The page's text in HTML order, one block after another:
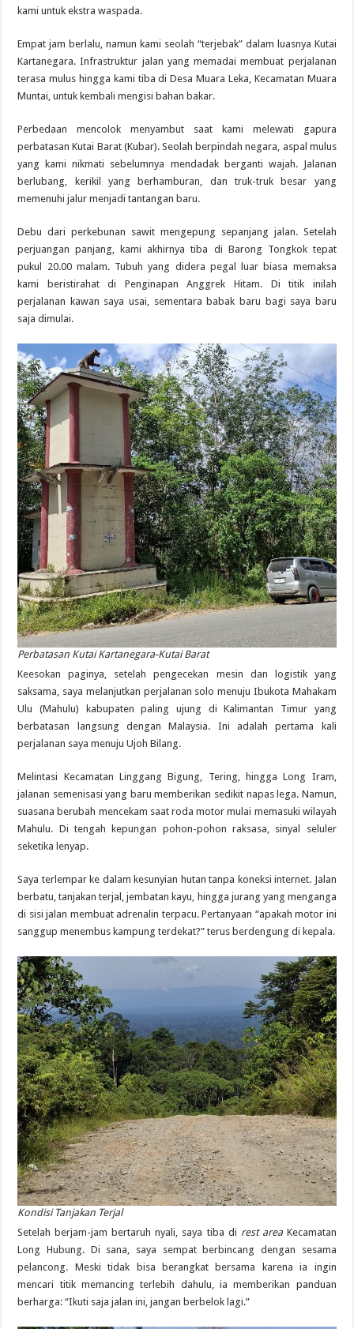
kami untuk ekstra waspada.
Empat jam berlalu, namun kami seolah “terjebak” dalam luasnya Kutai
Kartanegara. Infrastruktur jalan yang memadai membuat perjalanan
terasa mulus hingga kami tiba di Desa Muara Leka, Kecamatan Muara
Muntai, untuk kembali mengisi bahan bakar.
Perbedaan mencolok menyambut saat kami melewati gapura
perbatasan Kutai Barat (Kubar). Seolah berpindah negara, aspal mulus
yang kami nikmati sebelumnya mendadak berganti wajah. Jalanan
berlubang, kerikil yang berhamburan, dan truk-truk besar yang
memenuhi jalur menjadi tantangan baru.
Debu dari perkebunan sawit mengepung sepanjang jalan. Setelah
perjuangan panjang, kami akhirnya tiba di Barong Tongkok tepat
pukul 20.00 malam. Tubuh yang didera pegal luar biasa memaksa
kami beristirahat di Penginapan Anggrek Hitam. Di titik inilah
perjalanan kawan saya usai, sementara babak baru bagi saya baru
saja dimulai.
Perbatasan Kutai Kartanegara-Kutai Barat
Keesokan paginya, setelah pengecekan mesin dan logistik yang
saksama, saya melanjutkan perjalanan solo menuju Ibukota Mahakam
Ulu (Mahulu) kabupaten paling ujung di Kalimantan Timur yang
berbatasan langsung dengan Malaysia. Ini adalah pertama kali
perjalanan saya menuju Ujoh Bilang.
Melintasi Kecamatan Linggang Bigung, Tering, hingga Long Iram,
jalanan semenisasi yang baru memberikan sedikit napas lega. Namun,
suasana berubah mencekam saat roda motor mulai memasuki wilayah
Mahulu. Di tengah kepungan pohon-pohon raksasa, sinyal seluler
seketika lenyap.
Saya terlempar ke dalam kesunyian hutan tanpa koneksi internet. Jalan
berbatu, tanjakan terjal, jembatan kayu, hingga jurang yang menganga
di sisi jalan membuat adrenalin terpacu. Pertanyaan “apakah motor ini
sanggup menembus kampung terdekat?” terus berdengung di kepala.
Kondisi Tanjakan Terjal
Setelah berjam-jam bertaruh nyali, saya tiba di rest areaKecamatan
Long Hubung. Di sana, saya sempat berbincang dengan sesama
pelancong. Meski tidak bisa berangkat bersama karena ia ingin
mencari titik memancing terlebih dahulu, ia memberikan panduan
berharga: “Ikuti saja jalan ini, jangan berbelok lagi.”